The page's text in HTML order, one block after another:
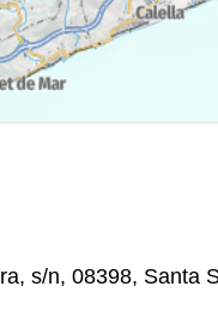
s/n, 08398, Santa